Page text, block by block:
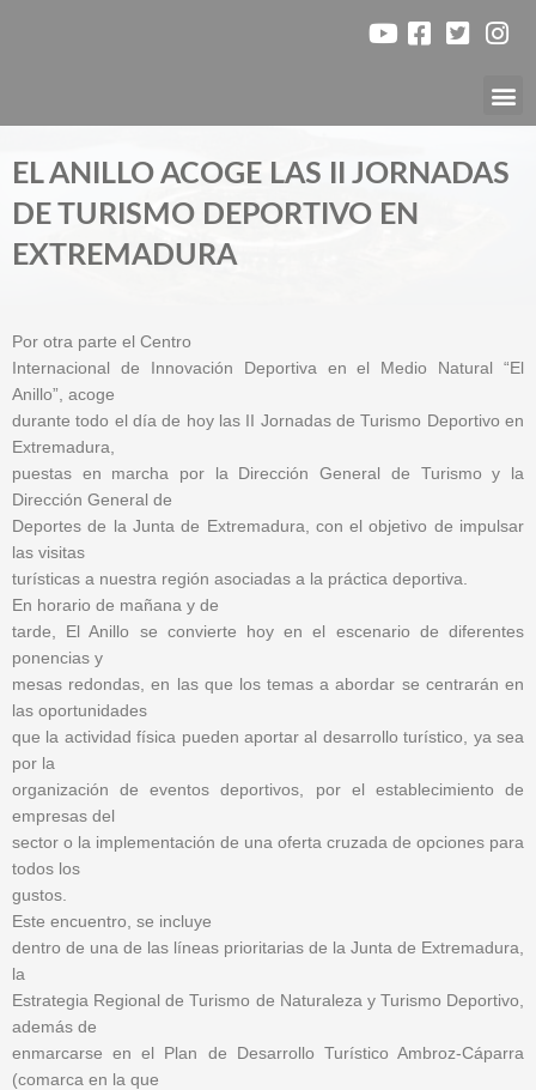
EL ANILLO ACOGE LAS II JORNADAS
DE TURISMO DEPORTIVO EN
EXTREMADURA
Por otra parte el Centro
Internacional de Innovación Deportiva en el Medio Natural “El
Anillo”, acoge
durante todo el día de hoy las II Jornadas de Turismo Deportivo en
Extremadura,
puestas en marcha por la Dirección General de Turismo y la
Dirección General de
Deportes de la Junta de Extremadura, con el objetivo de impulsar
las visitas
turísticas a nuestra región asociadas a la práctica deportiva.
En horario de mañana y de
tarde, El Anillo se convierte hoy en el escenario de diferentes
ponencias y
mesas redondas, en las que los temas a abordar se centrarán en
las oportunidades
que la actividad física pueden aportar al desarrollo turístico, ya sea
por la
organización de eventos deportivos, por el establecimiento de
empresas del
sector o la implementación de una oferta cruzada de opciones para
todos los
gustos.
Este encuentro, se incluye
dentro de una de las líneas prioritarias de la Junta de Extremadura,
la
Estrategia Regional de Turismo de Naturaleza y Turismo Deportivo,
además de
enmarcarse en el Plan de Desarrollo Turístico Ambroz-Cáparra
(comarca en la que